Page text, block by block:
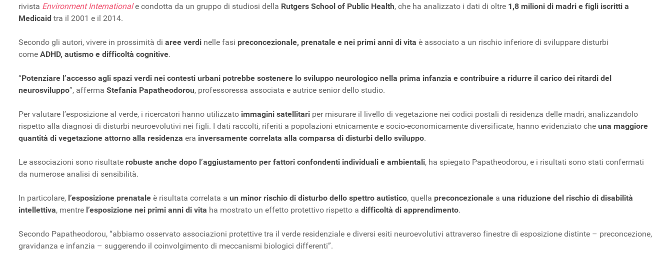
rivista Environment Internationale condotta da un gruppo di studiosi della Rutgers School of Public Health, che ha analizzato i dati di oltre 1,8 milioni di madri e figli iscritti a
Medicaid tra il 2001 e il 2014.
Secondo gli autori, vivere in prossimità di aree verdi nelle fasi preconcezionale, prenatale e nei primi anni di vita è associato a un rischio inferiore di sviluppare disturbi
come ADHD, autismo e difficoltà cognitive.
“Potenziare l’accesso agli spazi verdi nei contesti urbani potrebbe sostenere lo sviluppo neurologico nella prima infanzia e contribuire a ridurre il carico dei ritardi del
neurosviluppo”, afferma Stefania Papatheodorou, professoressa associata e autrice senior dello studio.
Per valutare l’esposizione al verde, i ricercatori hanno utilizzato immagini satellitari per misurare il livello di vegetazione nei codici postali di residenza delle madri, analizzandolo
rispetto alla diagnosi di disturbi neuroevolutivi nei figli. I dati raccolti, riferiti a popolazioni etnicamente e socio-economicamente diversificate, hanno evidenziato che una maggiore
quantità di vegetazione attorno alla residenza era inversamente correlata alla comparsa di disturbi dello sviluppo.
Le associazioni sono risultate robuste anche dopo l’aggiustamento per fattori confondenti individuali e ambientali, ha spiegato Papatheodorou, e i risultati sono stati confermati
da numerose analisi di sensibilità.
In particolare, l’esposizione prenatale è risultata correlata a un minor rischio di disturbo dello spettro autistico, quella preconcezionale a una riduzione del rischio di disabilità
intellettiva, mentre l’esposizione nei primi anni di vita ha mostrato un effetto protettivo rispetto a difficoltà di apprendimento.
Secondo Papatheodorou, “abbiamo osservato associazioni protettive tra il verde residenziale e diversi esiti neuroevolutivi attraverso finestre di esposizione distinte – preconcezione,
gravidanza e infanzia – suggerendo il coinvolgimento di meccanismi biologici differenti”.